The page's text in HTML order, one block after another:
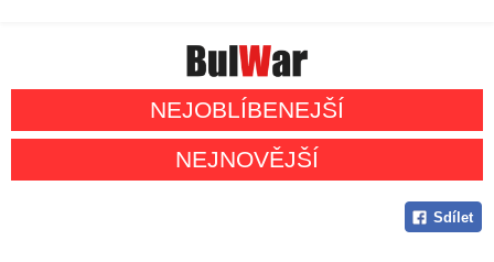
NEJOBLÍBENEJŠÍ
NEJNOVĚJŠÍ
Sdílet